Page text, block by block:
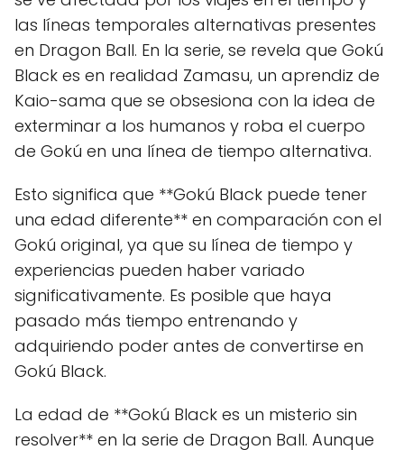
las líneas temporales alternativas presentes
en Dragon Ball. En la serie, se revela que Gokú
Black es en realidad Zamasu, un aprendiz de
Kaio-sama que se obsesiona con la idea de
exterminar a los humanos y roba el cuerpo
de Gokú en una línea de tiempo alternativa.
Esto significa que **Gokú Black puede tener
una edad diferente** en comparación con el
Gokú original, ya que su línea de tiempo y
experiencias pueden haber variado
significativamente. Es posible que haya
pasado más tiempo entrenando y
adquiriendo poder antes de convertirse en
Gokú Black.
La edad de **Gokú Black es un misterio sin
resolver** en la serie de Dragon Ball. Aunque